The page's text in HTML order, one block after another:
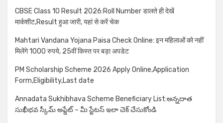
CBSE Class 10 Result 2026:Roll Number डालते ही देखें
मार्कशीट,Result हुआ जारी, यहां से करें चेक
Mahtari Vandana Yojana Paisa Check Online: इन महिलाओं को नहीं
मिलेंगे 1000 रुपये, 25वीं किस्त पर बड़ा अपडेट
PM Scholarship Scheme 2026 Apply Online,Application
Form,Eligibility,Last date
Annadata Sukhibhava Scheme Beneficiary List:అన్నదాత
సుఖీభవ స్కీమ్ అప్డేట్ – మీ స్టేటస్ ఇలా చెక్ చేసుకోండి